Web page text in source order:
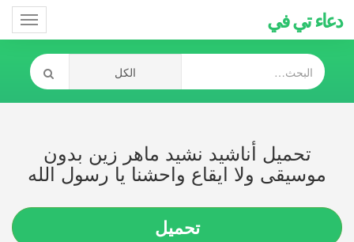
دعاء تي في
تحميل أناشيد نشيد ماهر زين بدون
موسيقى ولا ايقاع واحشنا يا رسول الله
تحميل